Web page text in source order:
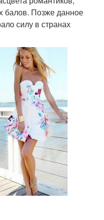
балов. Позже данное
силу в странах